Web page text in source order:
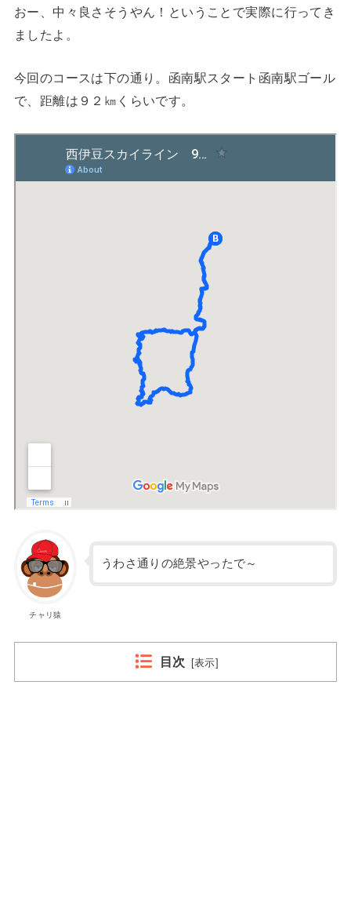
おー、中々良さそうやん！ということで実際に行ってき
ましたよ。
今回のコースは下の通り。函南駅スタート函南駅ゴール
で、距離は９２㎞くらいです。
チャリ猿
うわさ通りの絶景やったで～
目次 表示